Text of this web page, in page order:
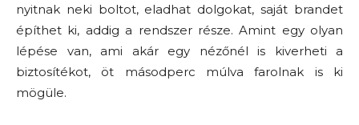
nyitnak neki boltot, eladhat dolgokat, saját brandet
építhet ki, addig a rendszer része. Amint egy olyan
lépése van, ami akár egy nézőnél is kiverheti a
biztosítékot, öt másodperc múlva farolnak is ki
mögüle.